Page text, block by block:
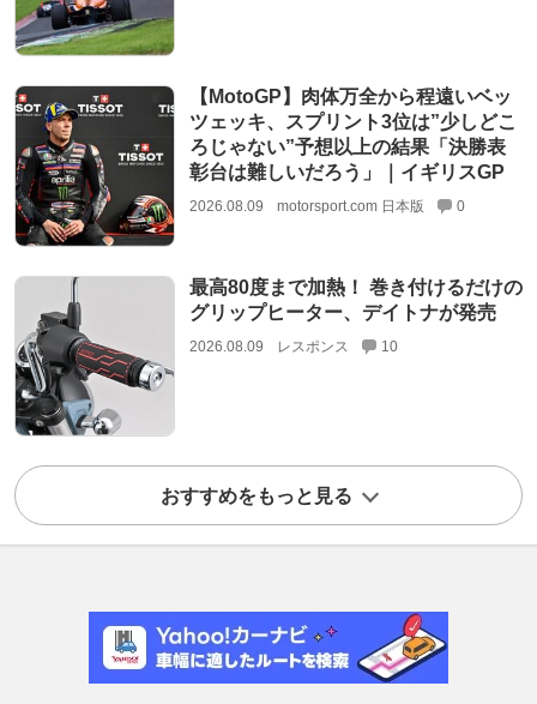
【MotoGP】肉体万全から程遠いベッ
ツェッキ、スプリント3位は”少しどこ
ろじゃない”予想以上の結果「決勝表
彰台は難しいだろう」｜イギリスGP
2026.08.09 motorsport.com 日本版 0
最高80度まで加熱！ 巻き付けるだけの
グリップヒーター、デイトナが発売
2026.08.09 レスポンス 10
おすすめをもっと見る